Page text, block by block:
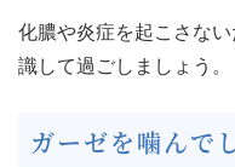
化膿や炎症を起こさな
識して過ごしましょう。
ガーゼを噛んで